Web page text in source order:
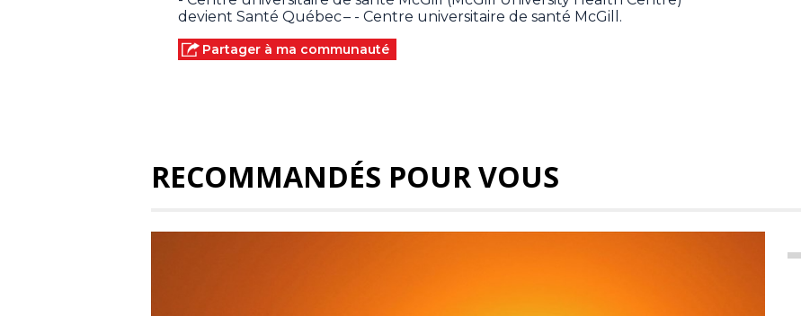
devient Santé Québec – - Centre universitaire de santé McGill.
Partager à ma communauté
RECOMMANDÉS POUR VOUS